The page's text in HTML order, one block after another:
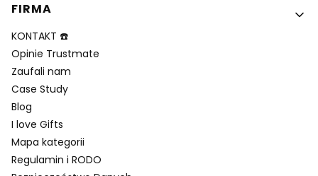
FIRMA
KONTAKT ☎️
Opinie Trustmate
Zaufali nam
Case Study
Blog
I love Gifts
Mapa kategorii
Regulamin i RODO